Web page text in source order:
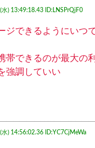
) 13:49:18.43 ID:LNSPrQjF0
ジできるようにいつ
帯できるのが最大の
強調していい
) 14:56:02.36 ID:YC7CjMeWa